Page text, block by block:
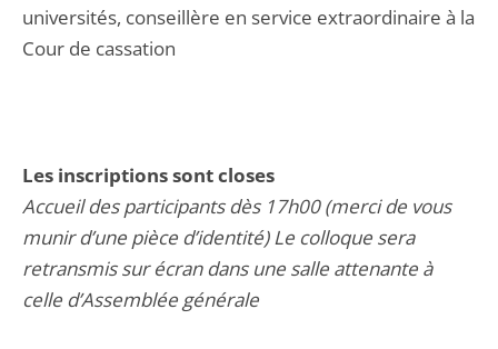
universités, conseillère en service extraordinaire à la
Cour de cassation
Les inscriptions sont closes
Accueil des participants dès 17h00 (merci de vous
munir d’une pièce d’identité) Le colloque sera
retransmis sur écran dans une salle attenante à
celle d’Assemblée générale